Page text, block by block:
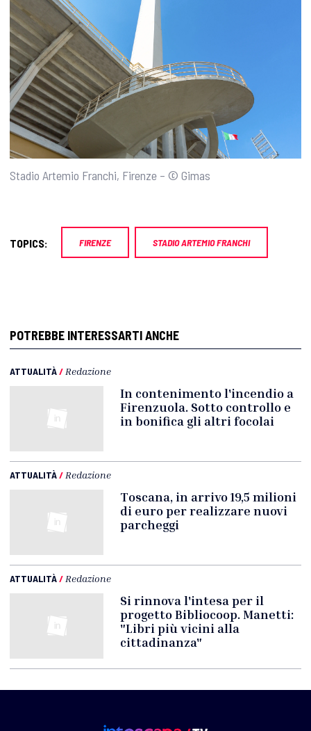
Stadio Artemio Franchi, Firenze – © Gimas
TOPICS: FIRENZE STADIO ARTEMIO FRANCHI
POTREBBE INTERESSARTI ANCHE
ATTUALITÀ/ Redazione
In contenimento l'incendio a
Firenzuola. Sotto controllo e
in bonifica gli altri focolai
ATTUALITÀ/ Redazione
Toscana, in arrivo 19,5 milioni
di euro per realizzare nuovi
parcheggi
ATTUALITÀ/ Redazione
Si rinnova l'intesa per il
progetto Bibliocoop. Manetti:
"Libri più vicini alla
cittadinanza"